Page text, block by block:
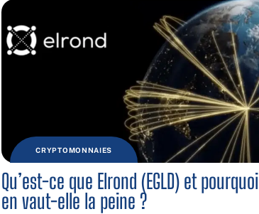
CRYPTOMONNAIES
Qu’est-ce que Elrond (EGLD) et pourquoi
en vaut-elle la peine ?